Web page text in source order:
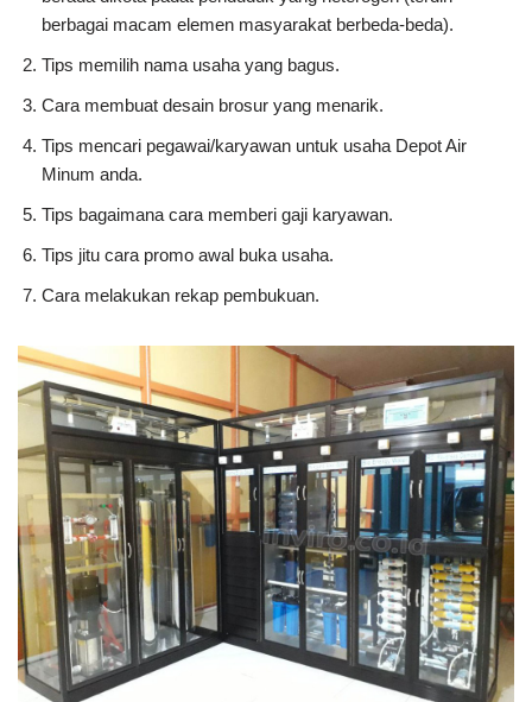
berbagai macam elemen masyarakat berbeda-beda).
Tips memilih nama usaha yang bagus.
Cara membuat desain brosur yang menarik.
Tips mencari pegawai/karyawan untuk usaha Depot Air
Minum anda.
Tips bagaimana cara memberi gaji karyawan.
Tips jitu cara promo awal buka usaha.
Cara melakukan rekap pembukuan.